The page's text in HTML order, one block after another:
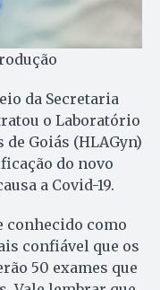
da Secretaria
o Laboratório
Goiás (HLAGyn)
do novo
a Covid-19.
conhecido como
confiável que os
50 exames que